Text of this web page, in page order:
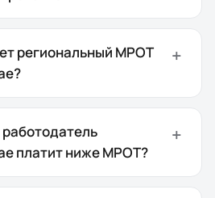
региональный МРОТ
платит ниже МРОТ?